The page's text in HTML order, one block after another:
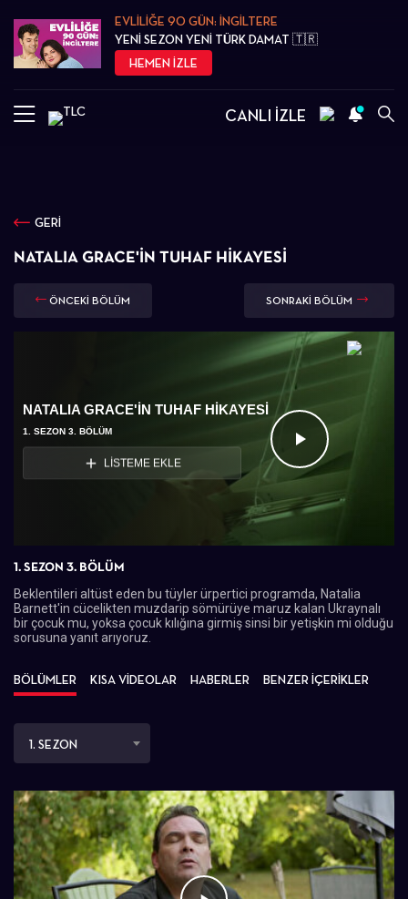
EVLİLİĞE 90 GÜN: İNGİLTERE
YENİ SEZON YENİ TÜRK DAMAT 🇹🇷
HEMEN İZLE
CANLI İZLE
GERİ
NATALIA GRACE'İN TUHAF HİKAYESİ
ÖNCEKİ BÖLÜM SONRAKİ BÖLÜM
Videoyu
Oynat
NATALIA GRACE'İN TUHAF HİKAYESİ
1. SEZON 3. BÖLÜM
LİSTEME EKLE
1. SEZON 3. BÖLÜM
Beklentileri altüst eden bu tüyler ürpertici programda, Natalia
Barnett'in cücelikten muzdarip sömürüye maruz kalan Ukraynalı
bir çocuk mu, yoksa çocuk kılığına girmiş sinsi bir yetişkin mi olduğu
sorusuna yanıt arıyoruz.
BÖLÜMLER KISA VİDEOLAR HABERLER BENZER İÇERİKLER
1. SEZON